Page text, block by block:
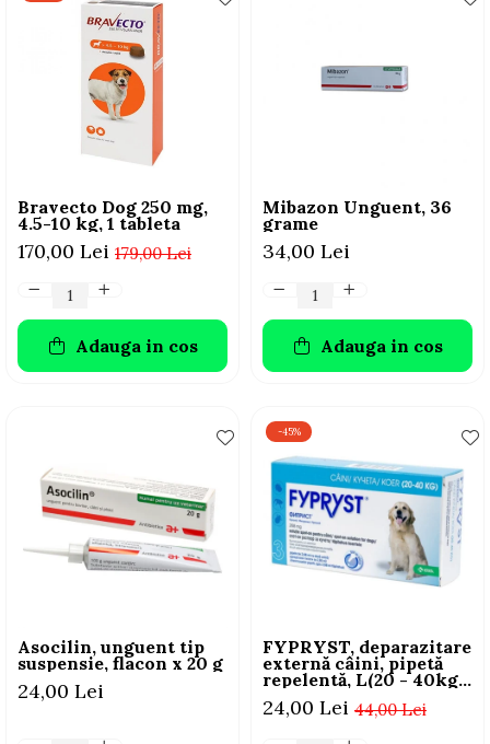
Bravecto Dog 250 mg,
4.5-10 kg, 1 tableta
179,00 Lei
170,00 Lei
Adauga in cos
Mibazon Unguent, 36
grame
34,00 Lei
Adauga in cos
Asocilin, unguent tip
suspensie, flacon x 20 g
24,00 Lei
-45%
FYPRYST, deparazitare
externă câini, pipetă
repelentă, L(20 - 40kg),
1 buc
44,00 Lei
24,00 Lei